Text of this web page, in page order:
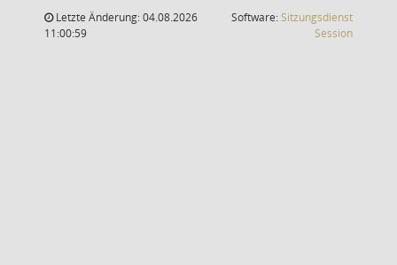
Letzte Änderung: 04.08.2026
11:00:59
Software:Sitzungsdienst
Session(Wird in